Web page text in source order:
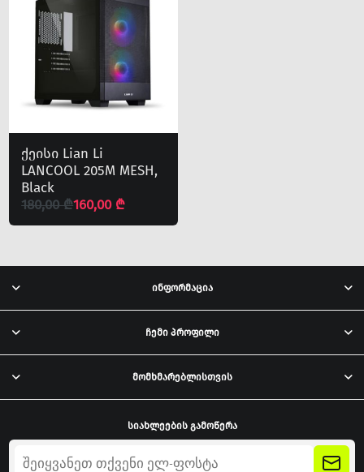
ქეისი Lian Li
LANCOOL 205M MESH,
Black
180,00 ₾160,00 ₾
ინფორმაცია
ჩემი პროფილი
მომხმარებლისთვის
სიახლეების გამოწერა